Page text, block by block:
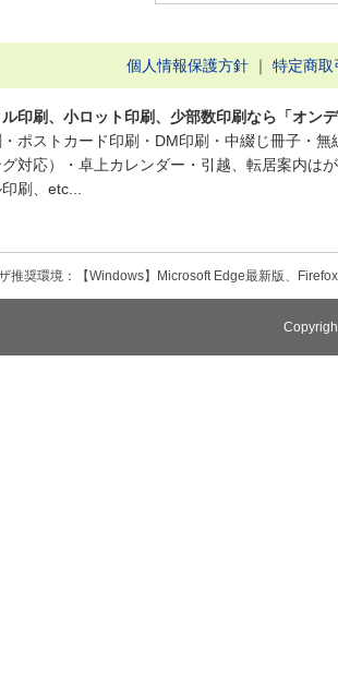
個人情報保護方針 ｜ 特定商取
印刷、小ロット印刷、少部数印刷なら「オン
ポストカード印刷・DM印刷・中綴じ冊子・無
対応）・卓上カレンダー・引越、転居案内は
刷、etc...
推奨環境：【Windows】Microsoft Edge最新版、